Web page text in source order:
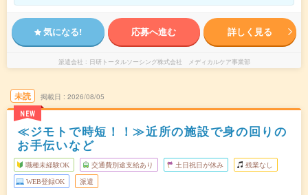
気になる! 応募へ進む 詳しく見る
派遣会社 日研トータルソーシング株式会社 メディカルケア事業部
未読
NEW
掲載日 2026/08/05
≪ジモトで時短！！≫近所の施設で身の回りの
お手伝いなど
職種未経験OK 交通費別途支給あり 土日祝日が休み 残業なし
WEB登録OK 派遣